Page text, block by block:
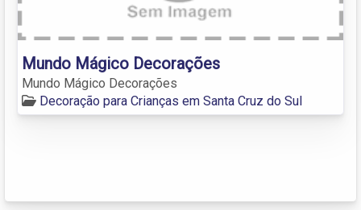
Mundo Mágico Decorações
Mundo Mágico Decorações
Decoração para Crianças em Santa Cruz do Sul